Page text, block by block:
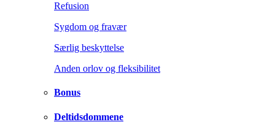
Refusion
Sygdom og fravær
Særlig beskyttelse
Anden orlov og fleksibilitet
Bonus
Deltidsdommene